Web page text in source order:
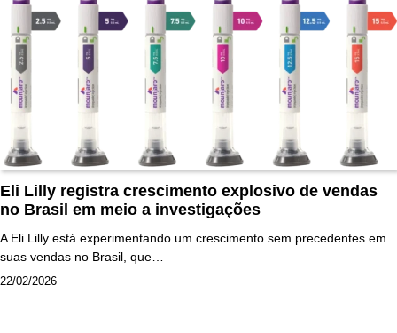
Eli Lilly registra crescimento explosivo de vendas
no Brasil em meio a investigações
A Eli Lilly está experimentando um crescimento sem precedentes em
suas vendas no Brasil, que…
22/02/2026